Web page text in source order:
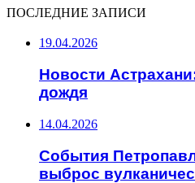
ПОСЛЕДНИЕ ЗАПИСИ
19.04.2026
Новости
дождя
14.04.2026
События
выброс